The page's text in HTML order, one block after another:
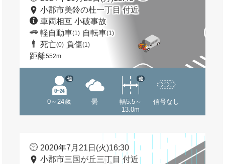
小郡市美鈴の杜一丁目 付近
車両相互 小破事故
軽自動車(1) 自転車(1)
死亡(0) 負傷(1)
距離552m
0～24歳
他
曇
幅5.5～
13.0m
他
信号なし
2020年7月21日(火)16:30
小郡市三国が丘三丁目 付近